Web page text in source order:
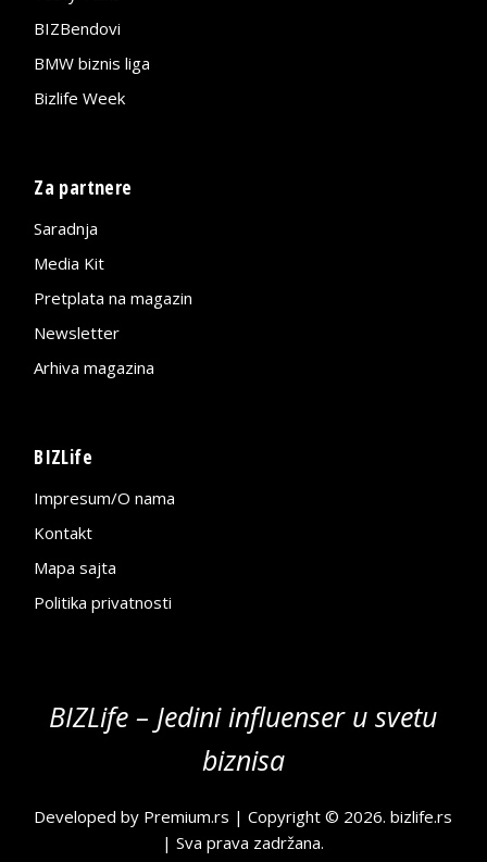
BIZBendovi
BMW biznis liga
Bizlife Week
Za partnere
Saradnja
Media Kit
Pretplata na magazin
Newsletter
Arhiva magazina
BIZLife
Impresum/O nama
Kontakt
Mapa sajta
Politika privatnosti
BIZLife – Jedini influenser u svetu
biznisa
Developed by Premium.rs | Copyright © 2026.bizlife.rs
| Sva prava zadržana.